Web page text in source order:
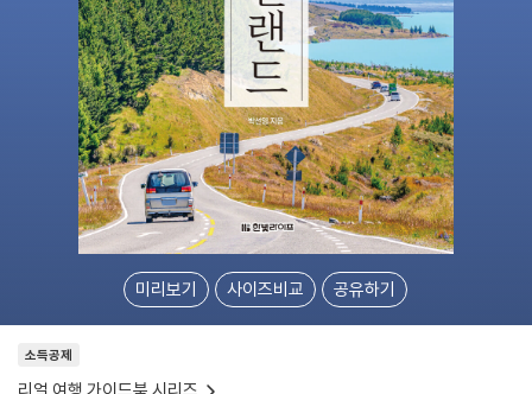
미리보기 사이즈비교 공유하기
소득공제